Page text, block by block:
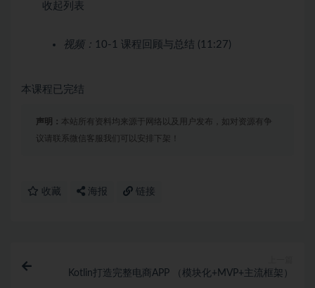
收起列表
视频： 10-1 课程回顾与总结 (11:27)
本课程已完结
声明： 本站所有资料均来源于网络以及用户发布，如对资源有争
议请联系微信客服我们可以安排下架！
收藏 海报 链接
Kotlin打造完整电商APP （模块化+MVP+主流框架）